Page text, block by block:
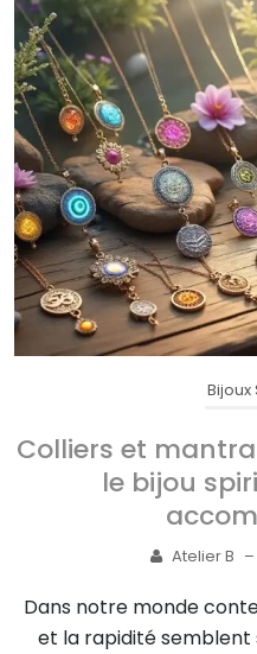
Bijoux
Colliers et
le bijou
Atelier B –
Dans notre monde
et la rapidité